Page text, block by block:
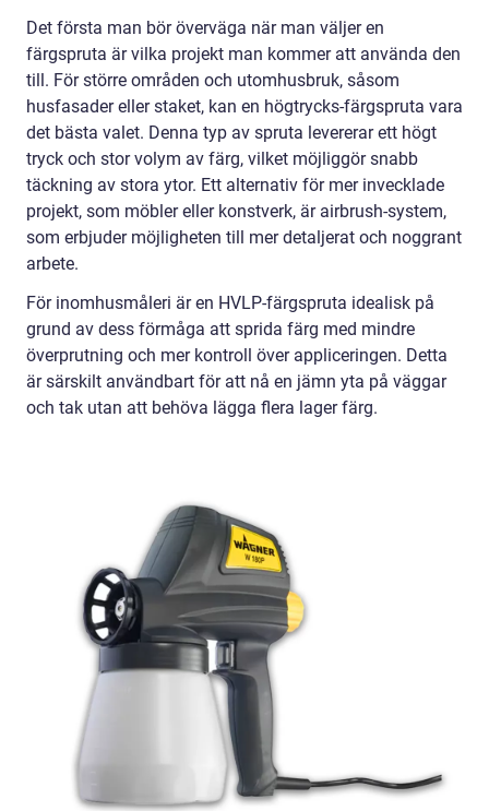
Det första man bör överväga när man väljer en
färgspruta är vilka projekt man kommer att använda den
till. För större områden och utomhusbruk, såsom
husfasader eller staket, kan en högtrycks-färgspruta vara
det bästa valet. Denna typ av spruta levererar ett högt
tryck och stor volym av färg, vilket möjliggör snabb
täckning av stora ytor. Ett alternativ för mer invecklade
projekt, som möbler eller konstverk, är airbrush-system,
som erbjuder möjligheten till mer detaljerat och noggrant
arbete.
För inomhusmåleri är en HVLP-färgspruta idealisk på
grund av dess förmåga att sprida färg med mindre
överprutning och mer kontroll över appliceringen. Detta
är särskilt användbart för att nå en jämn yta på väggar
och tak utan att behöva lägga flera lager färg.